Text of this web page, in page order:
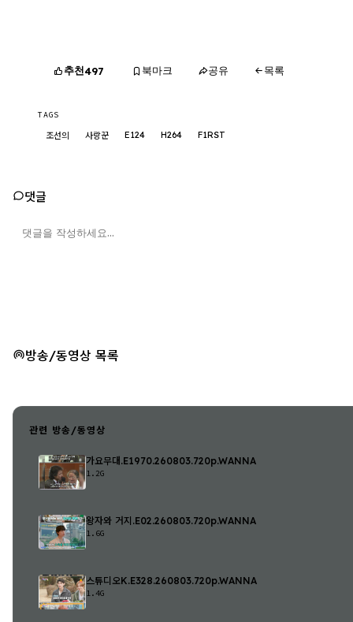
추천497 북마크 공유 목록
TAGS
조선의 사랑꾼 E124 H264 F1RST
댓글
방송/동영상 목록
관련 방송/동영상
가요무대.E1970.260803.720p.WANNA
1.2G
왕자와 거지.E02.260803.720p.WANNA
1.6G
스튜디오K.E328.260803.720p.WANNA
1.4G